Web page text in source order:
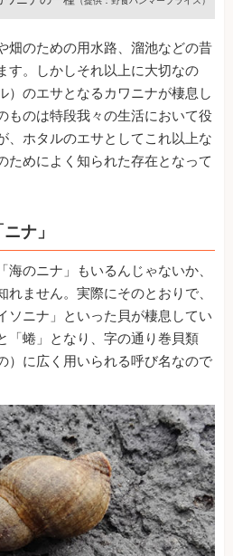
畑のための用水路、溜池などの昔
す。しかしそれ以上に大切なの
）のエサとなるカワニナが棲息し
ものは特段我々の生活において役
、ホタルのエサとしてこれ以上な
ためによく知られた存在となって
ナ」
海のニナ」もいるんじゃないか、
れません。実際にそのとおりで、
ソニナ」といった貝が棲息してい
「蜷」となり、字の通り巻貝類
）に広く用いられる呼び名なので